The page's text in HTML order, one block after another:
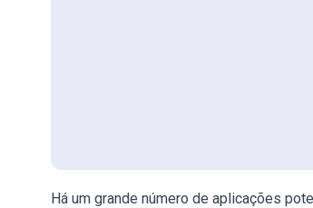
Há um grande número de aplicações